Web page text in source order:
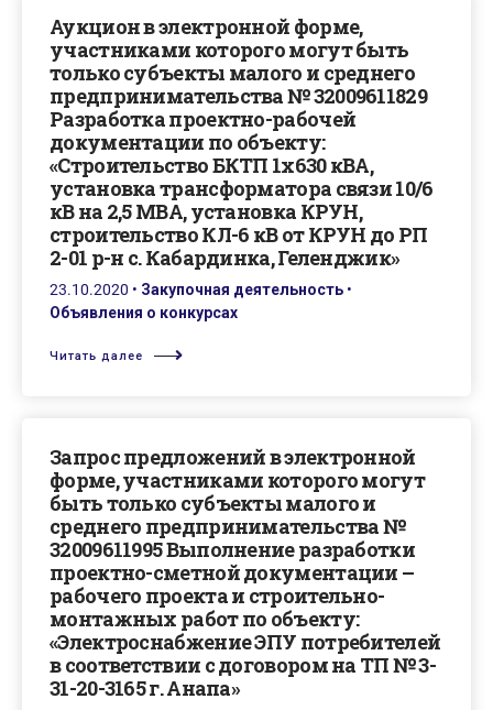
Аукцион в электронной форме,
участниками которого могут быть
только субъекты малого и среднего
предпринимательства № 32009611829
Разработка проектно-рабочей
документации по объекту:
«Строительство БКТП 1х630 кВА,
установка трансформатора связи 10/6
кВ на 2,5 МВА, установка КРУН,
строительство КЛ-6 кВ от КРУН до РП
2-01 р-н с. Кабардинка, Геленджик»
23.10.2020 • Закупочная деятельность •
Объявления о конкурсах
Читать далее
Запрос предложений в электронной
форме, участниками которого могут
быть только субъекты малого и
среднего предпринимательства №
32009611995 Выполнение разработки
проектно-сметной документации –
рабочего проекта и строительно-
монтажных работ по объекту:
«Электроснабжение ЭПУ потребителей
в соответствии с договором на ТП № 3-
31-20-3165 г. Анапа»